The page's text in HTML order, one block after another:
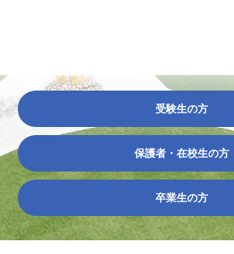
受験生の方
保護者・在校生の方
卒業生の方